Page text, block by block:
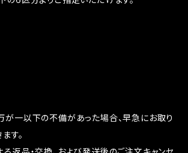
が一以下の不備があった場合、早急にお取り
す。